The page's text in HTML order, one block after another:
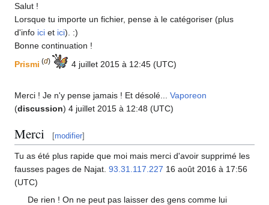
Salut !
Lorsque tu importe un fichier, pense à le catégoriser (plus
d'info ici et ici).
:)
Bonne continuation !
Prismi (d) 4 juillet 2015 à 12:45 (UTC)
Merci ! Je n'y pense jamais ! Et désolé... Vaporeon
(discussion) 4 juillet 2015 à 12:48 (UTC)
Merci [modifier]
Tu as été plus rapide que moi mais merci d'avoir supprimé les
fausses pages de Najat. 93.31.117.227 16 août 2016 à 17:56
(UTC)
De rien ! On ne peut pas laisser des gens comme lui